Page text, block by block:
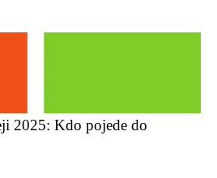
2025: Kdo pojede do